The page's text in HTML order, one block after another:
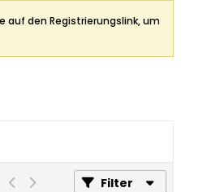
auf den Registrierungslink, um
Filter